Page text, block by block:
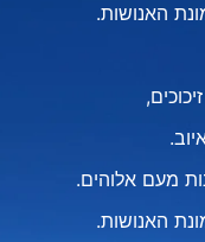
האנושות.
מעם אלוהים.
האנושות.